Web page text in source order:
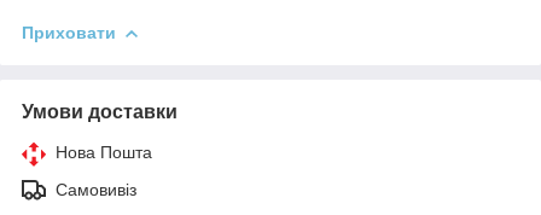
Приховати
Умови доставки
Нова Пошта
Самовивіз